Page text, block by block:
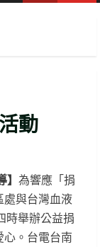
動
為響應「捐
處與台灣血液
時舉辦公益捐
。台電台南